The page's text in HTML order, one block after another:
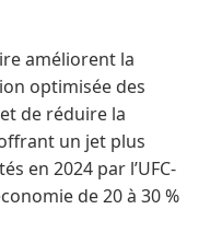
améliorent la
optimisée des
de réduire la
un jet plus
en 2024 par l’UFC-
de 20 à 30 %